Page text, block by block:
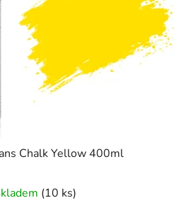
Chalk Yellow 400ml
(10 ks)